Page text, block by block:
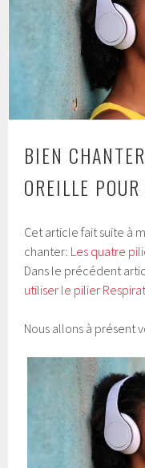
BIEN
OREILLE
Cet article fait suite à
chanter: Les quatre
Dans le précédent
utiliser le pilier
Nous allons à présent